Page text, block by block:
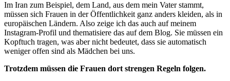
Im Iran zum Beispiel, dem Land, aus dem mein Vater stammt,
müssen sich Frauen in der Öffentlichkeit ganz anders kleiden, als in
europäischen Ländern. Also zeige ich das auch auf meinem
Instagram-Profil und thematisiere das auf dem Blog. Sie müssen ein
Kopftuch tragen, was aber nicht bedeutet, dass sie automatisch
weniger offen sind als Mädchen bei uns.
Trotzdem müssen die Frauen dort strengen Regeln folgen.